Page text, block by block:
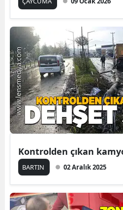
Kontrolden çıkan
BARTIN 02 Aralık 2025